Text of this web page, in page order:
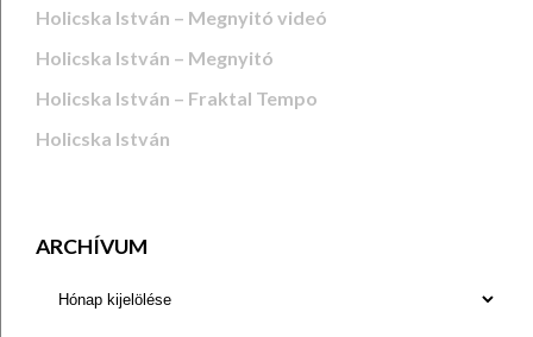
Holicska István – Megnyitó videó
Holicska István – Megnyitó
Holicska István – Fraktal Tempo
Holicska István
ARCHÍVUM